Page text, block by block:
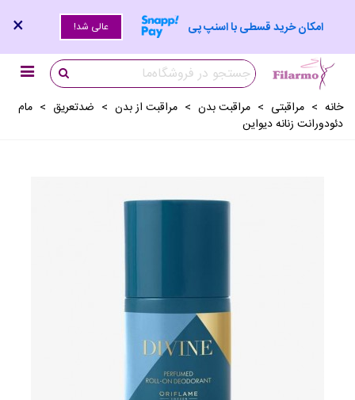
امکان خرید قسطی با اسنپ پی عالی شد! ×
خانه > مراقبتی > مراقبت بدن > مراقبت از بدن > ضدتعريق > مام
دئودورانت زنانه دیواین